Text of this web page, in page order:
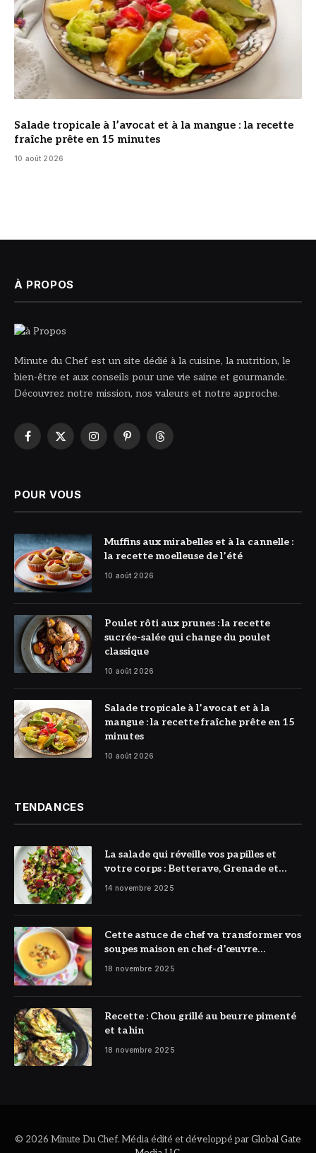
Salade tropicale à l’avocat et à la mangue : la recette
fraîche prête en 15 minutes
10 août 2026
À PROPOS
Minute du Chef est un site dédié à la cuisine, la nutrition, le
bien-être et aux conseils pour une vie saine et gourmande.
Découvrez notre mission, nos valeurs et notre approche.
Facebook
X
InstagramPinterestThreads
POUR VOUS
© DR
Muffins aux mirabelles et à la cannelle :
la recette moelleuse de l’été
10 août 2026
© DR
Poulet rôti aux prunes : la recette
sucrée-salée qui change du poulet
classique
10 août 2026
© DR
Salade tropicale à l’avocat et à la
mangue : la recette fraîche prête en 15
minutes
10 août 2026
TENDANCES
La salade qui réveille vos papilles et
votre corps : Betterave, Grenade et
Citron à l’honneur
14 novembre 2025
Cette astuce de chef va transformer vos
soupes maison en chef-d’œuvre
réconfortant
18 novembre 2025
Recette : Chou grillé au beurre pimenté
et tahin
18 novembre 2025
© 2026 Minute Du Chef. Média édité et développé parGlobal Gate